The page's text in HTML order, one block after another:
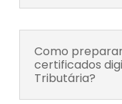
Como
certificados
Tributária?